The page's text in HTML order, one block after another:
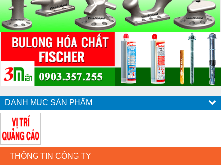
DANH MỤC SẢN PHẨM
THÔNG TIN CÔNG TY